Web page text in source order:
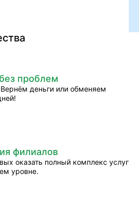
проблем
деньги или обменяем
филиалов
оказать полный комплекс услуг
уровне.